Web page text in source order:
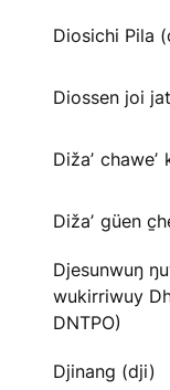
Diosichi Pila
Diossen joi
Dižaʼ
Dižaʼ güen
Djesunwuŋ
wukirriwuy
DNTPO)
Djinang (dji)